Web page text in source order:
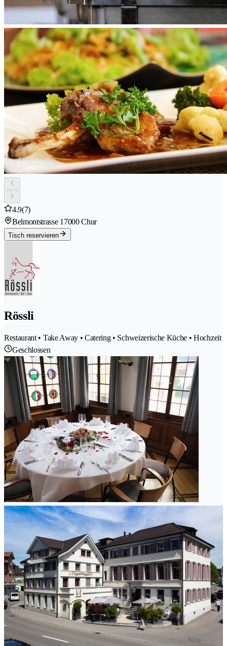
4.9(7)
Belmontstrasse 1 7000 Chur
Tisch reservieren
Rössli
Restaurant • Take Away • Catering • Schweizerische Küche • Hochzeit
Geschlossen